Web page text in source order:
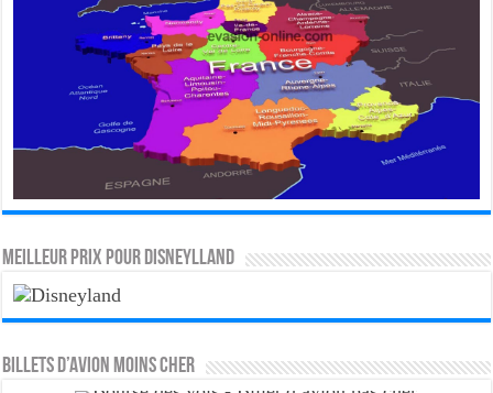
MEILLEUR PRIX POUR DISNEYLLAND
Billets d’avion moins cher